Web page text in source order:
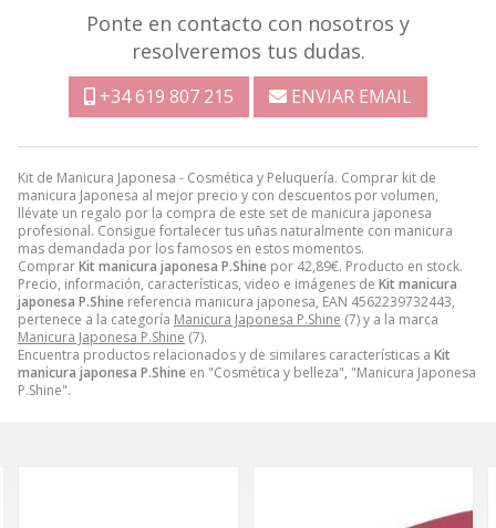
Kit de Manicura Japonesa - Cosmética y Peluquería. Comprar kit de
manicura Japonesa al mejor precio y con descuentos por volumen,
llévate un regalo por la compra de este set de manicura japonesa
profesional. Consigue fortalecer tus uñas naturalmente con manicura
mas demandada por los famosos en estos momentos.
ComprarKit manicura japonesa P.Shine por 42,89€. Producto en stock.
Precio, información, características, video e imágenes de Kit manicura
japonesa P.Shine referencia manicura japonesa, EAN 4562239732443,
pertenece a la categoría Manicura Japonesa P.Shine (7) y a la marca
Manicura Japonesa P.Shine (7).
Encuentra productos relacionados y de similares características a Kit
manicura japonesa P.Shine en "Cosmética y belleza", "Manicura Japonesa
P.Shine".
Ponte en contacto con nosotros y
resolveremos tus dudas.
+34 619 807 215 ENVIAR EMAIL